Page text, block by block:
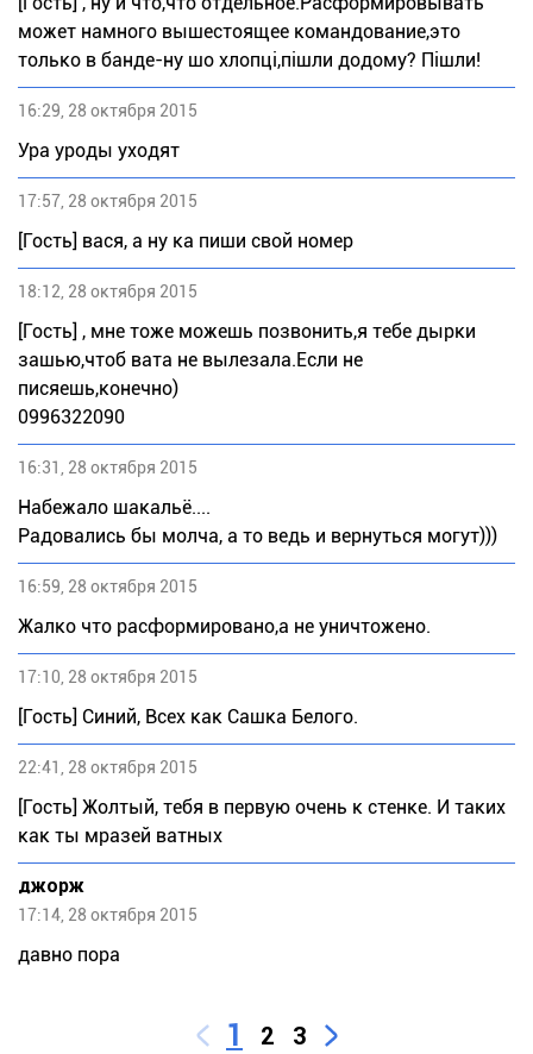
может намного вышестоящее командование,это
только в банде-ну шо хлопці,пішли додому? Пішли!
16:29, 28 октября 2015
Ура уроды уходят
17:57, 28 октября 2015
[Гость] вася, а ну ка пиши свой номер
18:12, 28 октября 2015
[Гость] , мне тоже можешь позвонить,я тебе дырки
зашью,чтоб вата не вылезала.Если не
писяешь,конечно)
0996322090
16:31, 28 октября 2015
Набежало шакальё....
Радовались бы молча, а то ведь и вернуться могут)))
16:59, 28 октября 2015
Жалко что расформировано,а не уничтожено.
17:10, 28 октября 2015
[Гость] Синий, Всех как Сашка Белого.
22:41, 28 октября 2015
[Гость] Жолтый, тебя в первую очень к стенке. И таких
как ты мразей ватных
джорж
17:14, 28 октября 2015
давно пора
1 2 3